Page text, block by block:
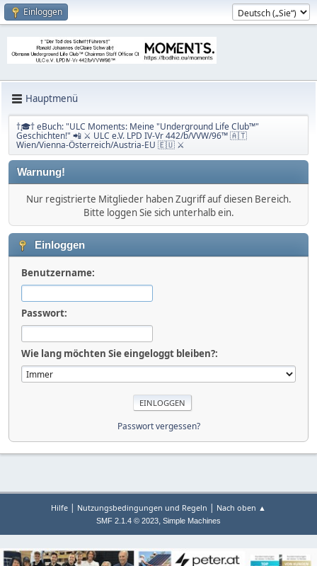
Einloggen
Hauptmenü
†🎓† eBuch: "ULC Moments: Meine "Underground Life Club™"
Geschichten!" 📲 ⚔ ULC e.V. LPD IV-Vr 442/b/VVW/96™ 🇦🇹
Wien/Vienna-Österreich/Austria-EU 🇪🇺 ⚔
Warnung!
Nur registrierte Mitglieder haben Zugriff auf diesen Bereich.
Bitte loggen Sie sich unterhalb ein.
Einloggen
Benutzername:
Passwort:
Wie lang möchten Sie eingeloggt bleiben?:
Passwort vergessen?
Hilfe | Nutzungsbedingungen und Regeln | Nach oben ▲
SMF 2.1.4 © 2023, Simple Machines